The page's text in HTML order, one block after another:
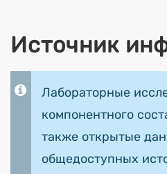
Источник
Лабораторные
компонентного
также открытые
общедоступных